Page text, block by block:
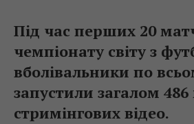
Під час перших 20
чемпіонату світу з
вболівальники по
запустили загалом
стримінгових відео.